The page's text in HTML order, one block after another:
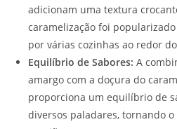
adicionam uma textura
caramelização foi
por várias cozinhas ao redor
Equilíbrio de Sabores: A
amargo com a doçura do
proporciona um equilíbrio de
diversos paladares, tornando